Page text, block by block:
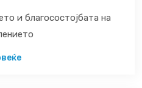
и благосостојбата на